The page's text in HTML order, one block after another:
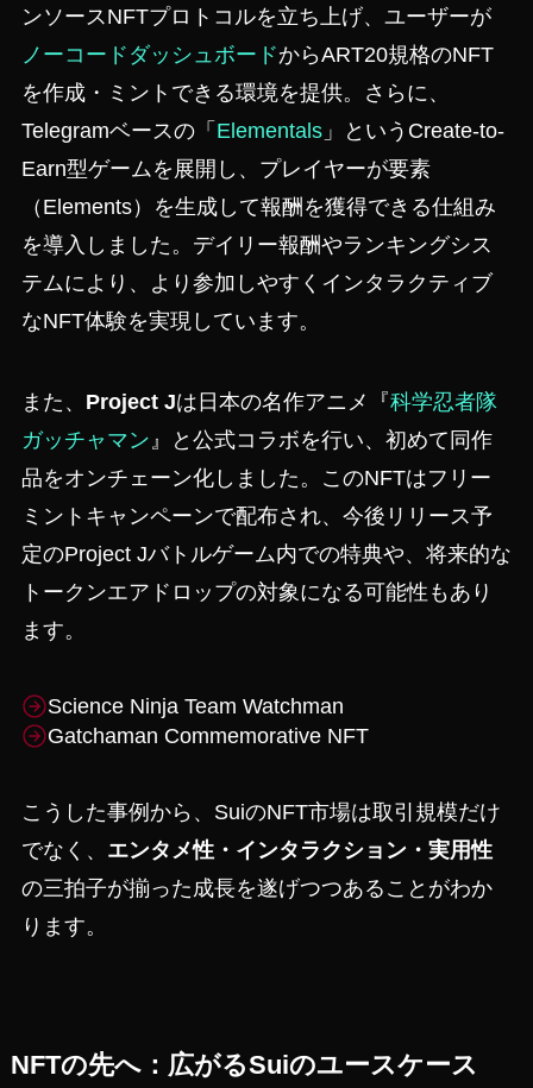
ンソースNFTプロトコルを立ち上げ、ユーザーが
ノーコードダッシュボードからART20規格のNFT
を作成・ミントできる環境を提供。さらに、
Telegramベースの「 Elementals」というCreate-to-
Earn型ゲームを展開し、プレイヤーが要素
（Elements）を生成して報酬を獲得できる仕組み
を導入しました。デイリー報酬やランキングシス
テムにより、より参加しやすくインタラクティブ
なNFT体験を実現しています。
また、 Project Jは日本の名作アニメ『科学忍者隊
ガッチャマン 』と公式コラボを行い、初めて同作
品をオンチェーン化しました。このNFTはフリー
ミントキャンペーンで配布され、今後リリース予
定のProject Jバトルゲーム内での特典や、将来的な
トークンエアドロップの対象になる可能性もあり
ます。
Science Ninja Team Watchman
Gatchaman Commemorative NFT
こうした事例から、SuiのNFT市場は取引規模だけ
でなく、 エンタメ性・インタラクション・実用性
の三拍子が揃った成長を遂げつつあることがわか
ります。
NFTの先へ：広がるSuiのユースケース